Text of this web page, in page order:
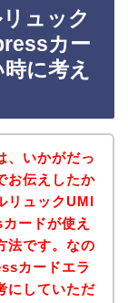
ュック
カー
に考え
、いかがだっ
お伝えしたか
リュックUMI
ードが使え
法です。なの
カードエラ
にしていただ